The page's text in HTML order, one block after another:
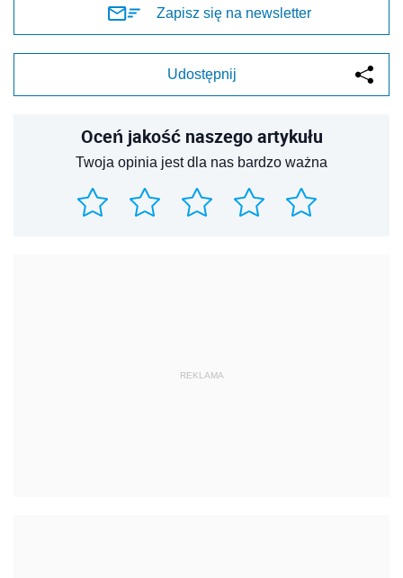
Zapisz się na newsletter
Udostępnij
Oceń jakość naszego artykułu
Twoja opinia jest dla nas bardzo ważna
REKLAMA